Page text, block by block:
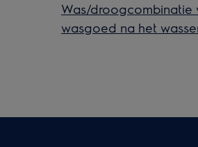
Was/droogcombinatie
wasgoed na het